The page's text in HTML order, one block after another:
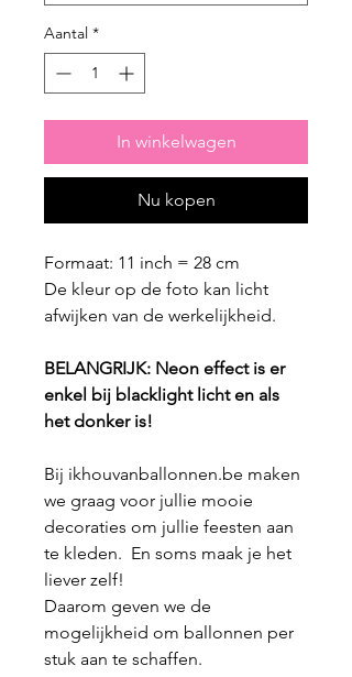
Aantal *
In winkelwagen
Nu kopen
Formaat: 11 inch = 28 cm
De kleur op de foto kan licht
afwijken van de werkelijkheid.
BELANGRIJK: Neon effect is er
enkel bij blacklight licht en als
het donker is!
Bij ikhouvanballonnen.be maken
we graag voor jullie mooie
decoraties om jullie feesten aan
te kleden. En soms maak je het
liever zelf!
Daarom geven we de
mogelijkheid om ballonnen per
stuk aan te schaffen.